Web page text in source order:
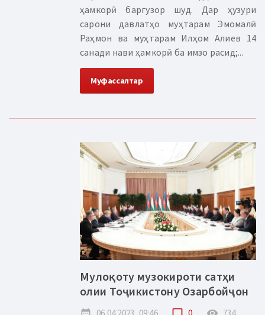
ҳамкорӣ баргузор шуд. Дар ҳузури
сарони давлатҳо муҳтарам Эмомалӣ
Раҳмон ва муҳтарам Илҳом Алиев 14
санади нави ҳамкорӣ ба имзо расид;...
Муфассалтар
Мулоқоту музокироти сатҳи
олии Тоҷикистону Озарбойҷон
06.04.2023, 09:46 0 734